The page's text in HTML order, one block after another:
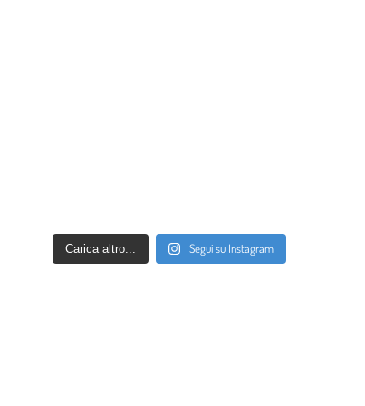
Carica altro... Segui su Instagram